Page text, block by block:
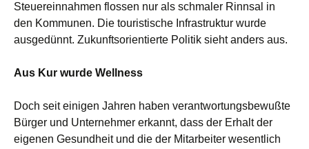
Steuereinnahmen flossen nur als schmaler Rinnsal in
den Kommunen. Die touristische Infrastruktur wurde
ausgedünnt. Zukunftsorientierte Politik sieht anders aus.
Aus Kur wurde Wellness
Doch seit einigen Jahren haben verantwortungsbewußte
Bürger und Unternehmer erkannt, dass der Erhalt der
eigenen Gesundheit und die der Mitarbeiter wesentlich